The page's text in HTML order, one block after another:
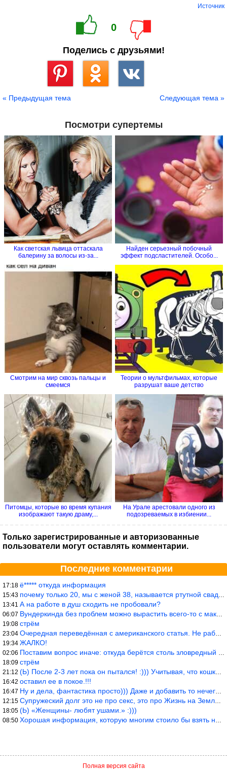
Источник
0
Поделись с друзьями!
« Предыдущая тема Следующая тема »
Посмотри супертемы
Как светская львица оттаскала
балерину за волосы из-за...
Найден серьезный побочный
эффект подсластителей. Особо...
Смотрим на мир сквозь пальцы и
смеемся
Теории о мультфильмах, которые
разрушат ваше детство
Питомцы, которые во время купания
изображают такую драму,...
На Урале арестовали одного из
подозреваемых в избиении...
Только зарегистрированные и авторизованные
пользователи могут оставлять комментарии.
Последние комментарии
17:18 ё***** откуда информация
15:43 почему только 20, мы с женой 38, называется ртутной свадьбой, гр
13:41 А на работе в душ сходить не пробовали?
06:07 Вундеркинда без проблем можно вырастить всего-то с максимально р
19:08 стрём
23:04 Очередная переведённая с американского статья. Не работает эта ф
19:34 ЖАЛКО!
02:06 Поставим вопрос иначе: откуда берётся столь зловредный феминизм?
18:09 стрём
21:12 (Ь) После 2-3 лет пока он пытался! :))) Учитывая, что кошки 10-1
16:42 оставил ее в покое.!!!
16:47 Ну и дела, фантастика просто))) Даже и добавить то нечего…
12:15 Супружеский долг это не про секс, это про Жизнь на Земле. Супруж
18:05 (Ь) «Женщины- любят ушами.» :)))
08:50 Хорошая информация, которую многим стоило бы взять на вооружение
Полная версия сайта